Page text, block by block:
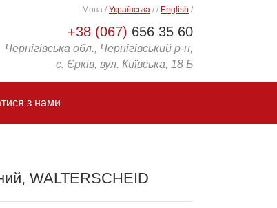
+38 (067) 656 35 60
Чернігівська обл., Чернігівський р-н,
с. Єрків, вул. Київська, 18 Б
Мова / Українська / / English /
з нами
WALTERSCHEID